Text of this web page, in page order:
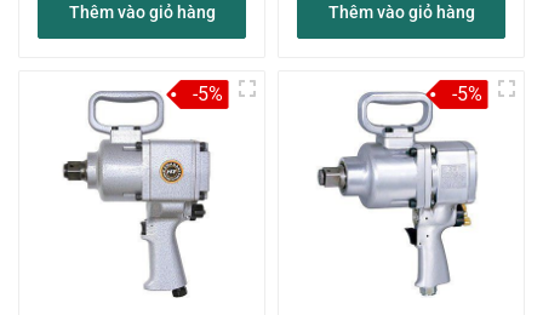
Thêm vào giỏ hàng Thêm vào giỏ hàng
-5% -5%